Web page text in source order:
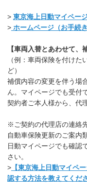
> 東京海上日動マイペー
> ホームページ（お手続
【車両入替とあわせて、
（例：車両保険を付け
ど）
補償内容の変更を伴う場
ん。マイページでも受付
契約者ご本人様から、代
※ご契約の代理店の連絡
自動車保険更新のご案内
日動マイページでも確認
さい。
> 【東京海上日動マイペ
認する方法を教えてくだ